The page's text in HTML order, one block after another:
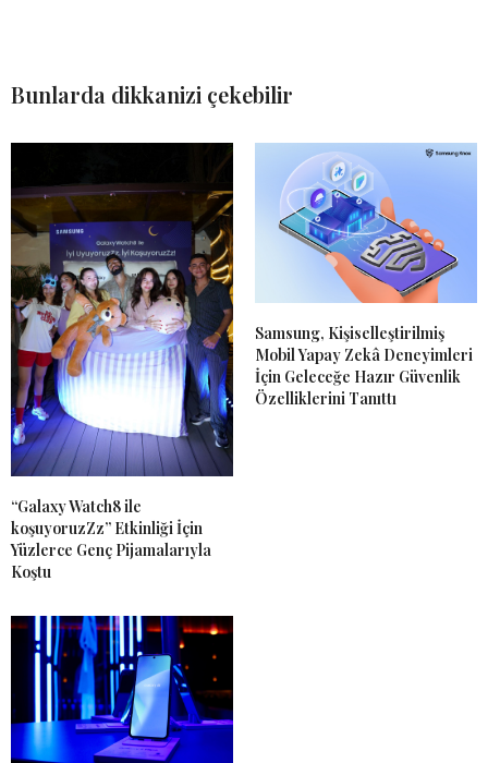
Bunlarda dikkanizi çekebilir
“Galaxy Watch8 ile
koşuyoruzZz” Etkinliği İçin
Yüzlerce Genç Pijamalarıyla
Koştu
Samsung, Kişiselleştirilmiş
Mobil Yapay Zekâ Deneyimleri
İçin Geleceğe Hazır Güvenlik
Özelliklerini Tanıttı